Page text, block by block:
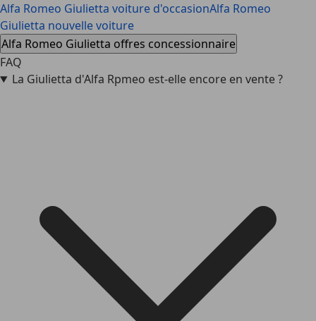
Alfa Romeo Giulietta voiture d'occasionAlfa Romeo
Giulietta nouvelle voiture
Alfa Romeo Giulietta offres concessionnaire
FAQ
La Giulietta d'Alfa Rpmeo est-elle encore en vente ?